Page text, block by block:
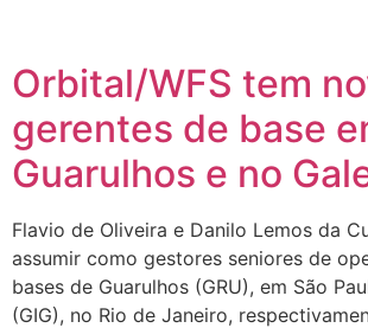
Orbital/WFS tem
gerentes de base
Guarulhos e no
Flavio de Oliveira e Danilo Lemos da
assumir como gestores seniores de
bases de Guarulhos (GRU), em São
(GIG), no Rio de Janeiro,